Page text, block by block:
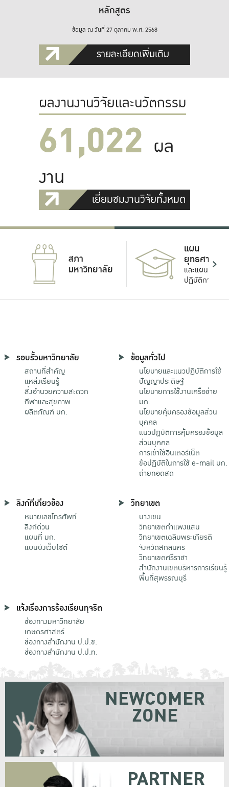
หลักสูตร
ข้อมูล ณ วันที่ 27 ตุลาคม พ.ศ. 2568
รายละเอียดเพิ่มเติม
ผลงานงานวิจัยและนวัตกรรม
61,022 ผล
งาน
เยี่ยมชมงานวิจัยทั้งหมด
สภา
มหาวิทยาลัย
แผน
ยุทธศาสตร์
และแผน
ปฏิบัติการ
รอบรั้วมหาวิทยาลัย
สถานที่สำคัญ
แหล่งเรียนรู้
สิ่งอำนวยความสะดวก
กีฬาและสุขภาพ
ผลิตภัณฑ์ มก.
ข้อมูลทั่วไป
นโยบายและแนวปฏิบัติการใช้
ปัญญาประดิษฐ์
นโยบายการใช้งานเครือข่าย
มก.
นโยบายคุ้มครองข้อมูลส่วน
บุคคล
แนวปฏิบัติการคุ้มครองข้อมูล
ส่วนบุคคล
การเข้าใช้อินเตอร์เน็ต
ข้อปฏิบัติในการใช้ e-mail มก.
ถ่ายทอดสด
ลิงก์ที่เกี่ยวข้อง
หมายเลขโทรศัพท์
ลิงก์ด่วน
แผนที่ มก.
แผนผังเว็บไซต์
วิทยาเขต
บางเขน
วิทยาเขตกําแพงแสน
วิทยาเขตเฉลิมพระเกียรติ
จังหวัดสกลนคร
วิทยาเขตศรีราชา
สำนักงานเขตบริหารการเรียนรู้
พื้นที่สุพรรณบุรี
แจ้งเรื่องการร้องเรียนทุจริต
ช่องทางมหาวิทยาลัย
เกษตรศาสตร์
ช่องทางสำนักงาน ป.ป.ช.
ช่องทางสำนักงาน ป.ป.ท.
NEWCOMER
ZONE
PARTNER